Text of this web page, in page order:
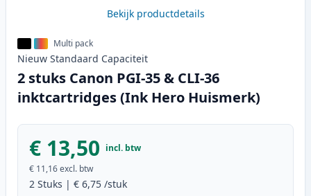
Bekijk productdetails
Multi pack
Nieuw Standaard Capaciteit
2 stuks Canon PGI-35 & CLI-36
inktcartridges (Ink Hero Huismerk)
€ 13,50 incl. btw
€ 11,16excl. btw
2 Stuks | € 6,75 /stuk